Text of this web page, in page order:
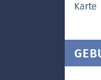
Karte